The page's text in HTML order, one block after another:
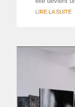
LIRE LA SUITE